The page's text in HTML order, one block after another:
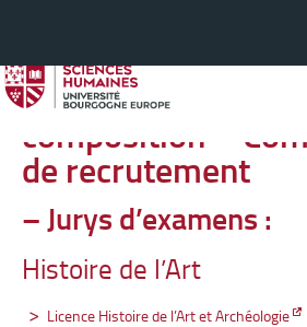
26 MAR 2021
Jurys d’examens –
composition –
de recrutement
– Jurys d’examens :
Histoire de l’Art
Licence Histoire de l’Art et Archéologie